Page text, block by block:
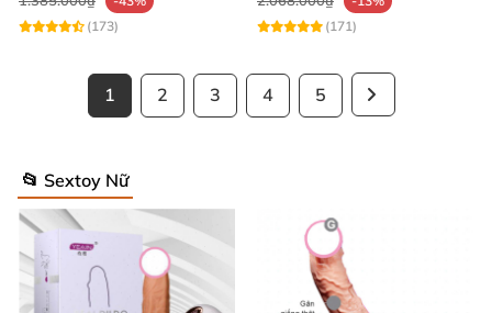
(173)
(171)
1 2 3 4 5
📂 Sextoy Nữ